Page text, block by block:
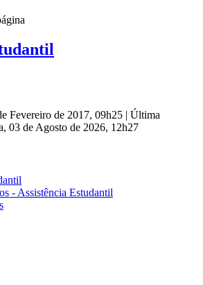
Fevereiro de 2017, 09h25 | Última
03 de Agosto de 2026, 12h27
- Assistência Estudantil